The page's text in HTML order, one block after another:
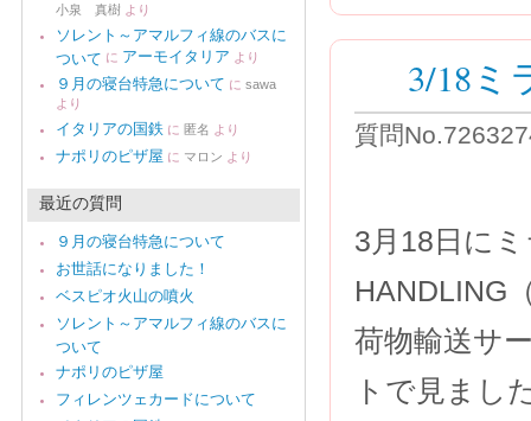
3/18ミ
質問
3月18日に
HANDLING
荷物輸送サ
トで見まし
小泉 真樹 より
ソレント～アマルフィ線のバスに
ついて に アーモイタリア より
９月の寝台特急について に sawa
より
イタリアの国鉄 に 匿名 より
ナポリのピザ屋 に マロン より
最近の質問
９月の寝台特急について
お世話になりました！
ベスピオ火山の噴火
ソレント～アマルフィ線のバスに
ついて
ナポリのピザ屋
フィレンツェカードについて